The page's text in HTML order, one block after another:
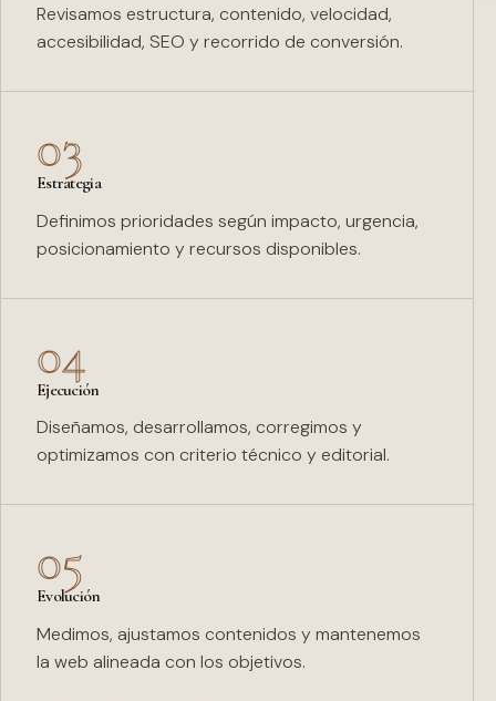
Revisamos estructura, contenido, velocidad,
accesibilidad, SEO y recorrido de conversión.
03
Estrategia
Definimos prioridades según impacto, urgencia,
posicionamiento y recursos disponibles.
04
Ejecución
Diseñamos, desarrollamos, corregimos y
optimizamos con criterio técnico y editorial.
05
Evolución
Medimos, ajustamos contenidos y mantenemos
la web alineada con los objetivos.